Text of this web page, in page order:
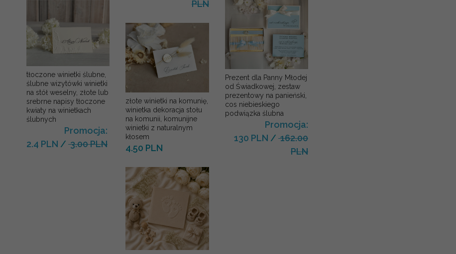
tłoczone winietki ślubne,
ślubne wizytówki winietki
na stół weselny, złote lub
srebrne napisy tłoczone
kwiaty na winietkach
ślubnych
Promocja:
2.4 PLN / 3.00 PLN
PLN
złote winietki na komunię,
winietka dekoracja stołu
na komunii, komunijne
winietki z naturalnym
kłosem
4.50 PLN
Prezent dla Panny Młodej
od Świadkowej, zestaw
prezentowy na panieński,
cos niebieskiego
podwiązka ślubna
Promocja:
130 PLN / 162.00
PLN